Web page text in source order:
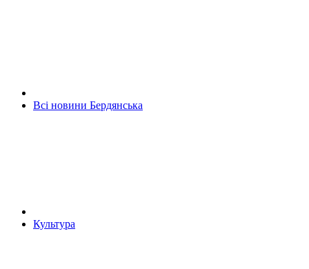
Всі новини Бердянська
Культура